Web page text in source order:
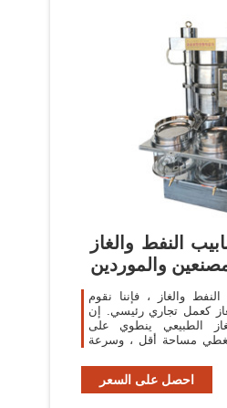
النفط والغاز
والموردين
والغاز ، فإننا نقوم
كعمل تجاري رئيسي. إن
الطبيعي ينطوي على
مساحة أقل ، وسرعة
احصل على السعر